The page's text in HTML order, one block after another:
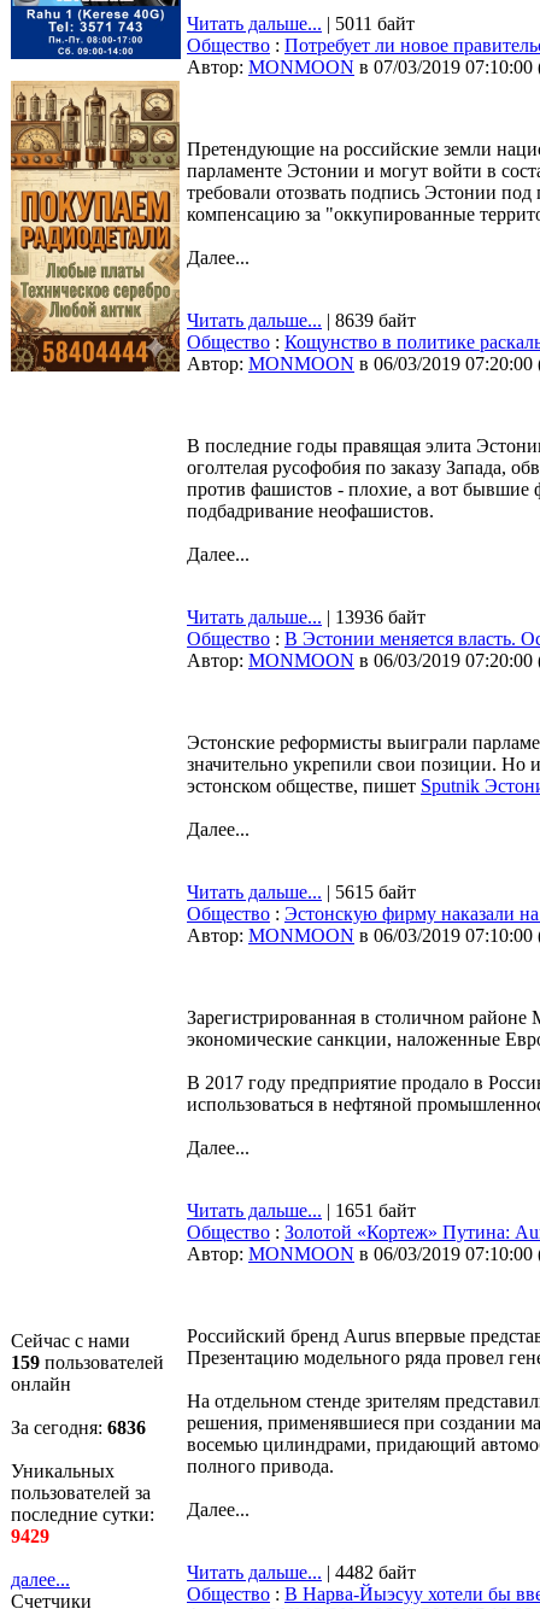
Сейчас с нами
159 пользователей
онлайн
За сегодня: 6836
Уникальных
пользователей за
последние сутки:
9429
далее...
Счетчики
Читать дальше... | 5011 байт
Общество : Потребует ли новое
Автор: MONMOON в 07/03/2019 07:10:00
Претендующие на российские земли
парламенте Эстонии и могут войти в
требовали отозвать подпись Эстонии
компенсацию за "оккупированные
Далее...
Читать дальше... | 8639 байт
Общество : Кощунство в политике
Автор: MONMOON в 06/03/2019 07:20:00
В последние годы правящая элита
оголтелая русофобия по заказу Запада,
против фашистов - плохие, а вот
подбадривание неофашистов.
Далее...
Читать дальше... | 13936 байт
Общество : В Эстонии меняется власть.
Автор: MONMOON в 06/03/2019 07:20:00
Эстонские реформисты выиграли
значительно укрепили свои позиции. Но
эстонском обществе, пишет Sputnik
Далее...
Читать дальше... | 5615 байт
Общество : Эстонскую фирму наказали
Автор: MONMOON в 06/03/2019 07:10:00
Зарегистрированная в столичном
экономические санкции, наложенные
В 2017 году предприятие продало в
использоваться в нефтяной
Далее...
Читать дальше... | 1651 байт
Общество : Золотой «Кортеж» Путина:
Автор: MONMOON в 06/03/2019 07:10:00
Российский бренд Aurus впервые
Презентацию модельного ряда провел
На отдельном стенде зрителям
решения, применявшиеся при создании
восемью цилиндрами, придающий
полного привода.
Далее...
Читать дальше... | 4482 байт
Общество : В Нарва-Йыэсуу хотели бы